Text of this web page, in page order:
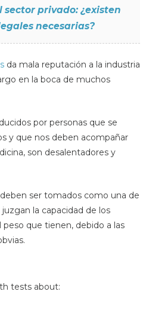
privado: ¿existen
necesarias?
da mala reputación a la industria
en la boca de muchos
por personas que se
y que nos deben acompañar
son desalentadores y
ser tomados como una de
la capacidad de los
que tienen, debido a las
tests about: